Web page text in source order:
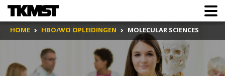
HOME HBO/WO OPLEIDINGEN MOLECULAR SCIENCES